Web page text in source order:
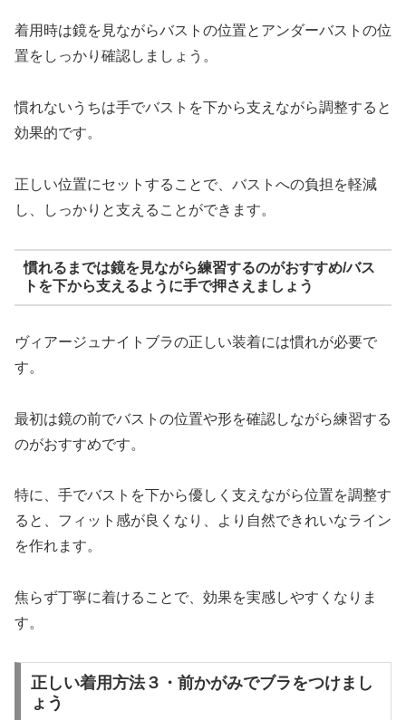
着用時は鏡を見ながらバストの位置とアンダーバストの位
置をしっかり確認しましょう。
慣れないうちは手でバストを下から支えながら調整すると
効果的です。
正しい位置にセットすることで、バストへの負担を軽減
し、しっかりと支えることができます。
慣れるまでは鏡を見ながら練習するのがおすすめ/バス
トを下から支えるように手で押さえましょう
ヴィアージュナイトブラの正しい装着には慣れが必要で
す。
最初は鏡の前でバストの位置や形を確認しながら練習する
のがおすすめです。
特に、手でバストを下から優しく支えながら位置を調整す
ると、フィット感が良くなり、より自然できれいなライン
を作れます。
焦らず丁寧に着けることで、効果を実感しやすくなりま
す。
正しい着用方法３・前かがみでブラをつけまし
ょう